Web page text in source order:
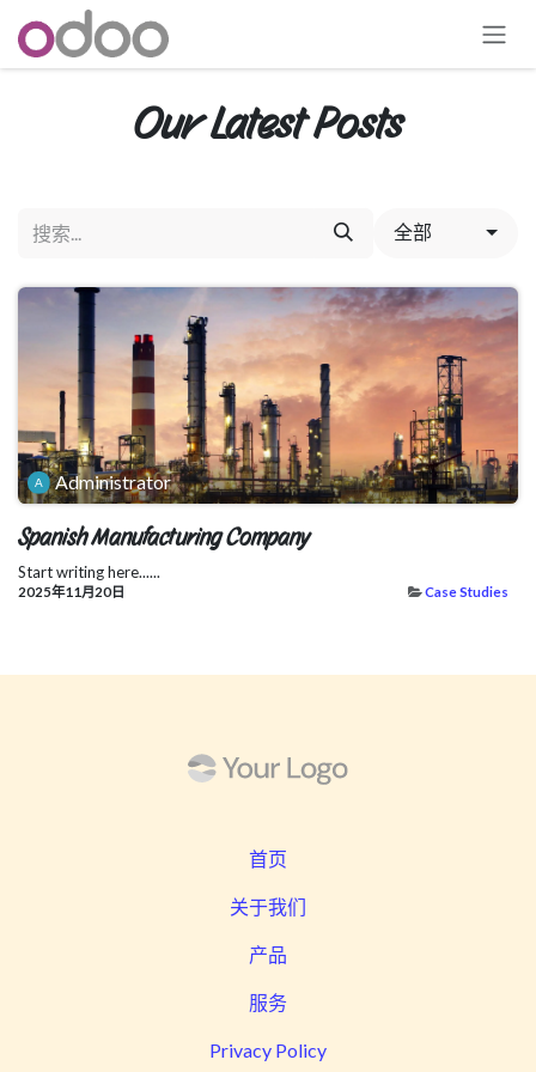
Our Latest Posts
全部
Administrator
Spanish Manufacturing Company
Start writing here......
2025年11月20日 Case Studies
首页
关于我们
产品
服务
Privacy Policy